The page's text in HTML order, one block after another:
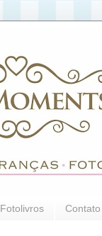
Fotolivros Contato